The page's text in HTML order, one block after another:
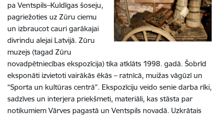
pa Ventspils–Kuldīgas šoseju,
pagriežoties uz Zūru ciemu
un izbraucot cauri garākajai
divrindu alejai Latvijā. Zūru
muzejs (tagad Zūru
novadpētniecības ekspozīcija) tika atklāts 1998. gadā. Šobrīd
eksponāti izvietoti vairākās ēkās – ratnīcā, muižas vāgūzī un
“Sporta un kultūras centrā”. Ekspozīciju veido senie darba rīki,
sadzīves un interjera priekšmeti, materiāli, kas stāsta par
notikumiem Vārves pagastā un Ventspils novadā. Uzkrātais